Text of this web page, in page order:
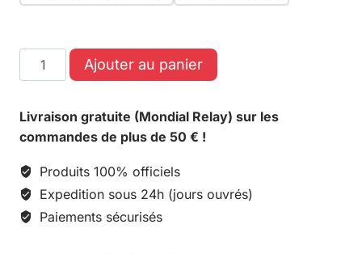
Ajouter au panier
Livraison gratuite (Mondial Relay) sur les
commandes de plus de 50 € !
Produits 100% officiels
Expedition sous 24h (jours ouvrés)
Paiements sécurisés